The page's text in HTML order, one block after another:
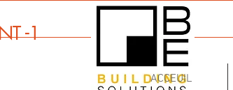
ACCEUIL
-1